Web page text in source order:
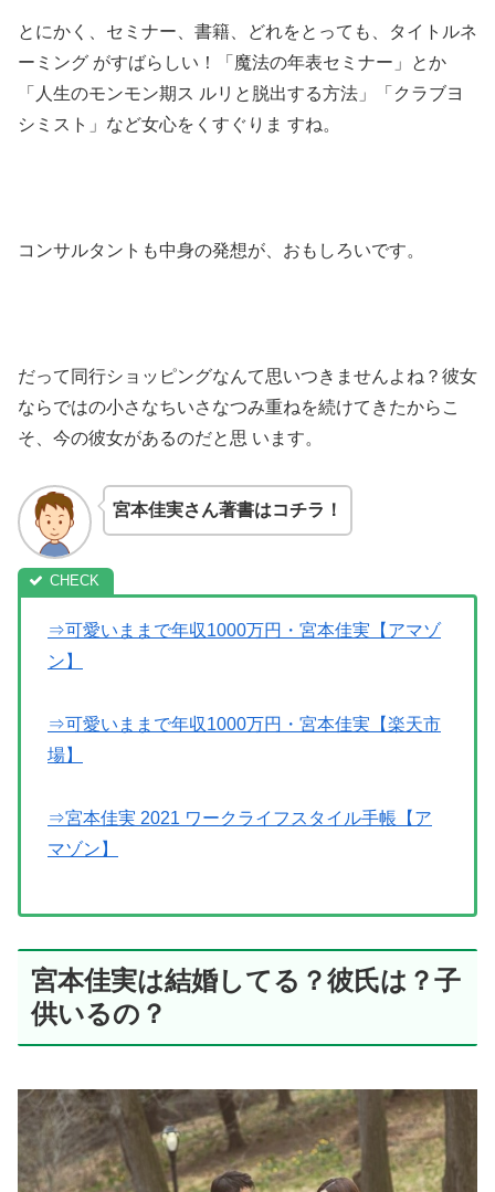
とにかく、セミナー、書籍、どれをとっても、タイトルネ
ーミング がすばらしい！「魔法の年表セミナー」とか
「人生のモンモン期ス ルリと脱出する方法」「クラブヨ
シミスト」など女心をくすぐりま すね。
コンサルタントも中身の発想が、おもしろいです。
だって同行ショッピングなんて思いつきませんよね？彼女
ならではの小さなちいさなつみ重ねを続けてきたからこ
そ、今の彼女があるのだと思 います。
宮本佳実さん著書はコチラ！
⇒可愛いままで年収1000万円・宮本佳実【アマゾ
ン】
⇒可愛いままで年収1000万円・宮本佳実【楽天市
場】
⇒宮本佳実 2021 ワークライフスタイル手帳【ア
マゾン】
宮本佳実は結婚してる？彼氏は？子
供いるの？